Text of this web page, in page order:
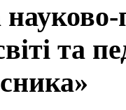
та